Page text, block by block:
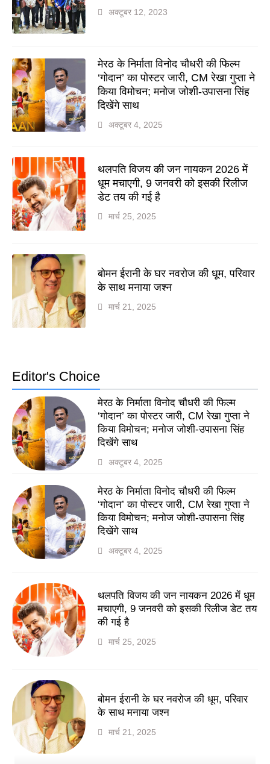
अक्टूबर 12, 2023
मेरठ के निर्माता विनोद चौधरी की फिल्म
‘गोदान’ का पोस्टर जारी, CM रेखा गुप्ता ने
किया विमोचन; मनोज जोशी-उपासना सिंह
दिखेंगे साथ
अक्टूबर 4, 2025
थलपति विजय की जन नायकन 2026 में
धूम मचाएगी, 9 जनवरी को इसकी रिलीज
डेट तय की गई है
मार्च 25, 2025
बोमन ईरानी के घर नवरोज की धूम, परिवार
के साथ मनाया जश्न
मार्च 21, 2025
Editor's Choice
मेरठ के निर्माता विनोद चौधरी की फिल्म
‘गोदान’ का पोस्टर जारी, CM रेखा गुप्ता ने
किया विमोचन; मनोज जोशी-उपासना सिंह
दिखेंगे साथ
अक्टूबर 4, 2025
मेरठ के निर्माता विनोद चौधरी की फिल्म
‘गोदान’ का पोस्टर जारी, CM रेखा गुप्ता ने
किया विमोचन; मनोज जोशी-उपासना सिंह
दिखेंगे साथ
अक्टूबर 4, 2025
थलपति विजय की जन नायकन 2026 में धूम
मचाएगी, 9 जनवरी को इसकी रिलीज डेट तय
की गई है
मार्च 25, 2025
बोमन ईरानी के घर नवरोज की धूम, परिवार
के साथ मनाया जश्न
मार्च 21, 2025